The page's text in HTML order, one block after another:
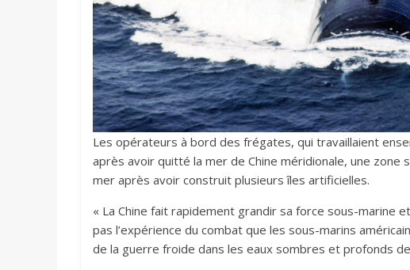
Les opérateurs à bord des frégates, qui travaillaient
après avoir quitté la mer de Chine méridionale, une zone
mer après avoir construit plusieurs îles artificielles.
« La Chine fait rapidement grandir sa force sous-marine
pas l’expérience du combat que les sous-marins
de la guerre froide dans les eaux sombres et profonds